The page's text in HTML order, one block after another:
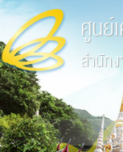
ศูนย์
สำนัก